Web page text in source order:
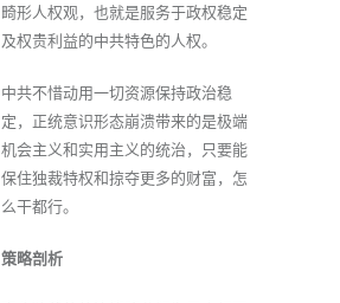
畸形人权观，也就是服务于政权稳定
及权贵利益的中共特色的人权。
中共不惜动用一切资源保持政治稳
定，正统意识形态崩溃带来的是极端
机会主义和实用主义的统治，只要能
保住独裁特权和掠夺更多的财富，怎
么干都行。
策略剖析